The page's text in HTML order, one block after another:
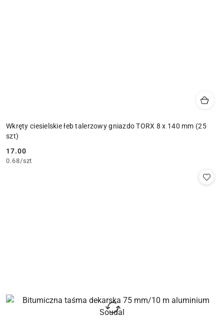
Wkręty ciesielskie łeb talerzowy gniazdo TORX 8 x 140 mm (25
szt)
Cena:
17.00
0.68/szt